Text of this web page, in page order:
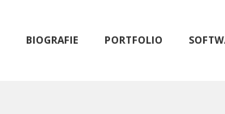
BIOGRAFIE PORTFOLIO